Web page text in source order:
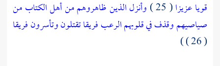
قويا عزيزا( 25 )
وأنزل الذين ظاهروهم من أهل الكتاب من
صياصيهم وقذف في قلوبهم الرعب فريقا تقتلون وتأسرون فريقا
( 26 ) )